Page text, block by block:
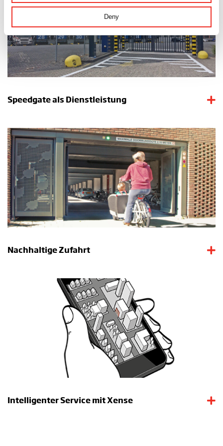
Deny
Speedgate als Dienstleistung
Nachhaltige Zufahrt
Intelligenter Service mit Xense